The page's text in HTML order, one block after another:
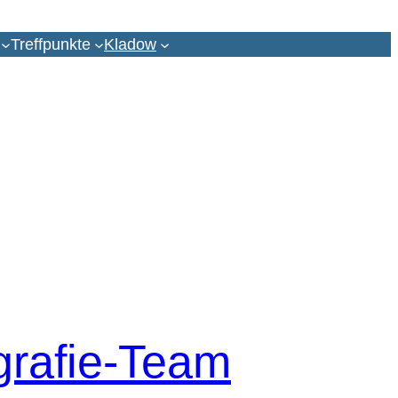
Treffpunkte Kladow
Team